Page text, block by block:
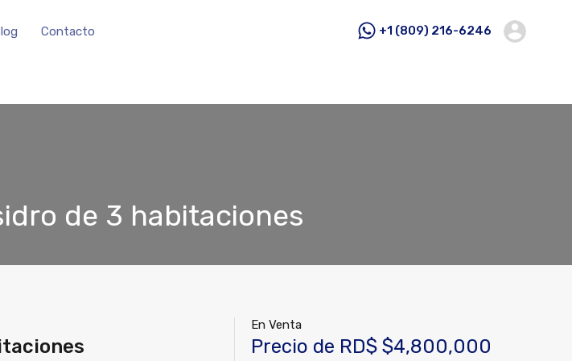
Contacto +1 (809) 216-6246
de 3 habitaciones
En Venta
Precio de RD$ $4,800,000